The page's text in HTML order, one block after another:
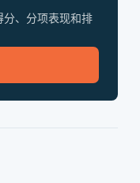
、分项表现和排